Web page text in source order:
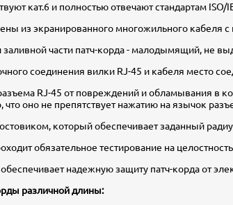
кат.6 и полностью отвечают стандартам ISO/
из экранированного многожильного кабеля
заливной части патч-корда - малодымящий, не
соединения вилки RJ-45 и кабеля место
RJ-45 от повреждений и обламывания в
что оно не препятствует нажатию на язычок
который обеспечивает заданный
обязательное тестирование на
надежную защиту патч-корда от
различной длины: